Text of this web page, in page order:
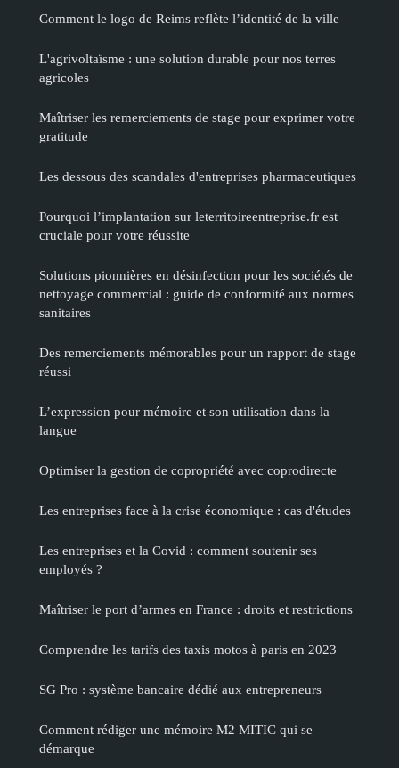
Comment le logo de Reims reflète l’identité de la ville
L'agrivoltaïsme : une solution durable pour nos terres
agricoles
Maîtriser les remerciements de stage pour exprimer votre
gratitude
Les dessous des scandales d'entreprises pharmaceutiques
Pourquoi l’implantation sur leterritoireentreprise.fr est
cruciale pour votre réussite
Solutions pionnières en désinfection pour les sociétés de
nettoyage commercial : guide de conformité aux normes
sanitaires
Des remerciements mémorables pour un rapport de stage
réussi
L’expression pour mémoire et son utilisation dans la
langue
Optimiser la gestion de copropriété avec coprodirecte
Les entreprises face à la crise économique : cas d'études
Les entreprises et la Covid : comment soutenir ses
employés ?
Maîtriser le port d’armes en France : droits et restrictions
Comprendre les tarifs des taxis motos à paris en 2023
SG Pro : système bancaire dédié aux entrepreneurs
Comment rédiger une mémoire M2 MITIC qui se
démarque